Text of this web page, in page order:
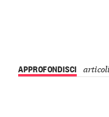
APPROFONDISCI